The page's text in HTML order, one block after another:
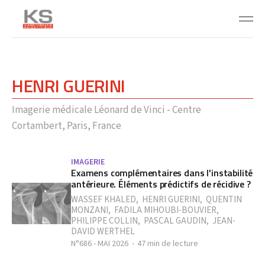
HENRI GUERINI
Imagerie médicale Léonard de Vinci - Centre
Cortambert, Paris, France
IMAGERIE
Examens complémentaires dans l'instabilité
antérieure. Éléments prédictifs de récidive ?
WASSEF KHALED, HENRI GUERINI, QUENTIN
MONZANI, FADILA MIHOUBI-BOUVIER,
PHILIPPE COLLIN, PASCAL GAUDIN, JEAN-
DAVID WERTHEL
N°686 - MAI 2026 47 min de lecture